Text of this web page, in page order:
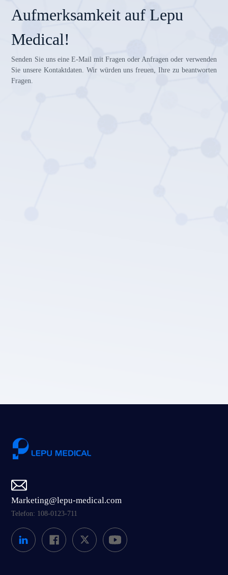
Aufmerksamkeit auf Lepu
Medical!
Senden Sie uns eine E-Mail mit Fragen oder Anfragen oder verwenden
Sie unsere Kontaktdaten. Wir würden uns freuen, Ihre zu beantworten
Fragen.
Marketing@lepu-medical.com
Telefon: 108-0123-711